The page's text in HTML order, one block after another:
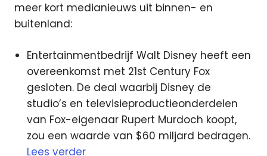
meer kort medianieuws uit binnen- en
buitenland:
Entertainmentbedrijf Walt Disney heeft een
overeenkomst met 21st Century Fox
gesloten. De deal waarbij Disney de
studio’s en televisieproductieonderdelen
van Fox-eigenaar Rupert Murdoch koopt,
zou een waarde van $60 miljard bedragen.
Lees verder